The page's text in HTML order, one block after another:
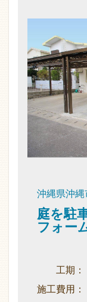
沖縄県沖
庭を駐
フォー
工期：
施工費用